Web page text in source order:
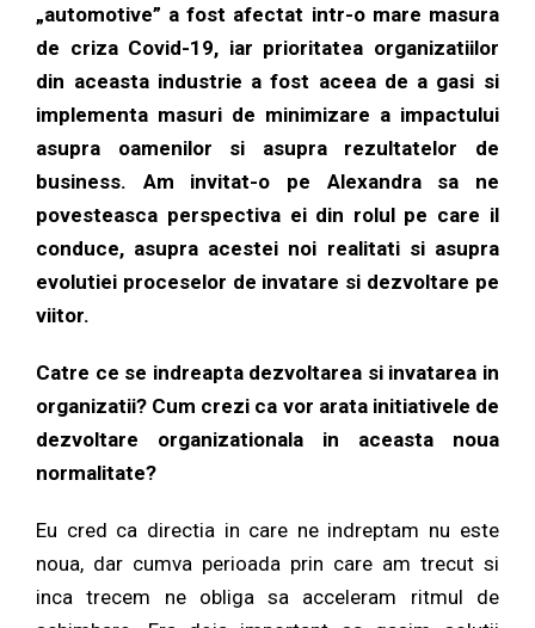
„automotive” a fost afectat intr-o mare masura
de criza Covid-19, iar prioritatea organizatiilor
din aceasta industrie a fost aceea de a gasi si
implementa masuri de minimizare a impactului
asupra oamenilor si asupra rezultatelor de
business. Am invitat-o pe Alexandra sa ne
povesteasca perspectiva ei din rolul pe care il
conduce, asupra acestei noi realitati si asupra
evolutiei proceselor de invatare si dezvoltare pe
viitor.
Catre ce se indreapta dezvoltarea si invatarea in
organizatii? Cum crezi ca vor arata initiativele de
dezvoltare organizationala in aceasta noua
normalitate?
Eu cred ca directia in care ne indreptam nu este
noua, dar cumva perioada prin care am trecut si
inca trecem ne obliga sa acceleram ritmul de